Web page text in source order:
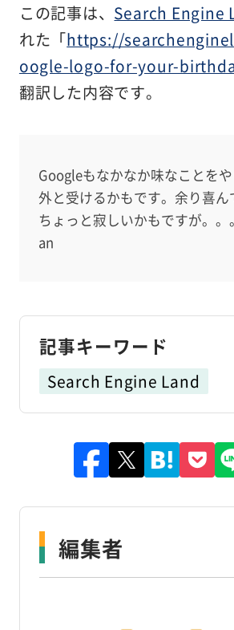
この記事は、 Search Engine
れた「https://
oogle-logo-for-your-
翻訳した内容です。
Googleもなかなか味なことを
外と受けるかもです。余り喜ん
ちょっと寂しいかもですが。
an
記事キーワード
Search Engine Land
編集者